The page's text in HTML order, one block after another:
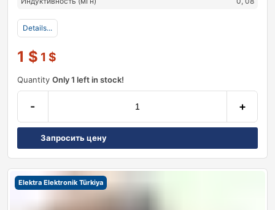
Details...
1 $ 1 $
Quantity Only 1 left in stock!
- +
Запросить цену
Elektra Elektronik Türkiya